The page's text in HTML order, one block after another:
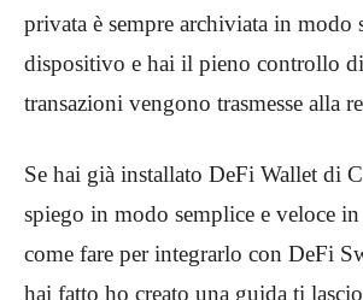
privata è sempre archiviata in modo
dispositivo e hai il pieno controllo
transazioni vengono trasmesse alla
Se hai già installato DeFi Wallet di
spiego in modo semplice e veloce in
come fare per integrarlo con DeFi
hai fatto ho creato una guida ti